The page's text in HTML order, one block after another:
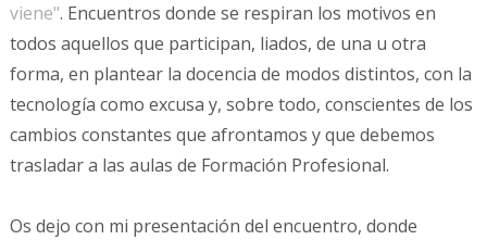
viene". Encuentros donde se respiran los motivos en
todos aquellos que participan, liados, de una u otra
forma, en plantear la docencia de modos distintos, con la
tecnología como excusa y, sobre todo, conscientes de los
cambios constantes que afrontamos y que debemos
trasladar a las aulas de Formación Profesional.
Os dejo con mi presentación del encuentro, donde